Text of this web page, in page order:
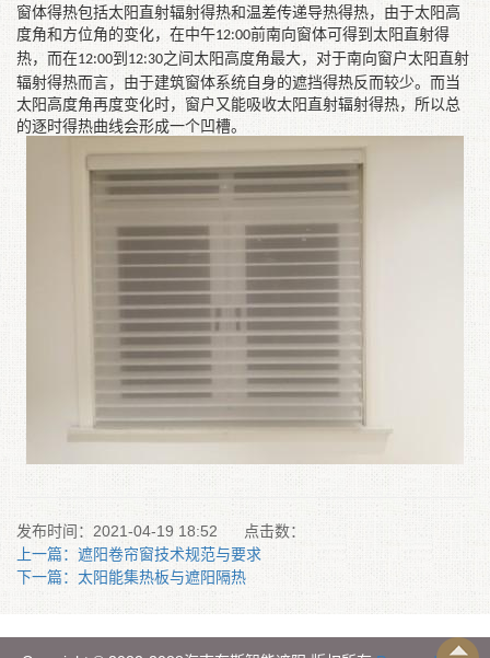
窗体得热包括太阳直射辐射得热和温差传递导热得热，由于太阳高
度角和方位角的变化，在中午12:00前南向窗体可得到太阳直射得
热，而在12:00到 12:30之间太阳高度角最大，对于南向窗户太阳直射
辐射得热而言，由于建筑窗体系统自身的遮挡得热反而较少。而当
太阳高度角再度变化时，窗户又能吸收太阳直射辐射得热，所以总
的逐时得热曲线会形成一个凹槽。
发布时间：2021-04-19 18:52
点击数：
上一篇：遮阳卷帘窗技术规范与要求
下一篇：太阳能集热板与遮阳隔热